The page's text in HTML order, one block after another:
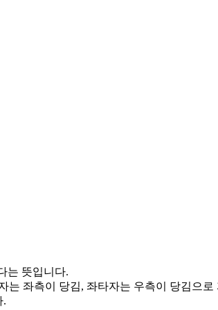
는 뜻입니다.
는 좌측이 당김, 좌타자는 우측이 당김으로
.